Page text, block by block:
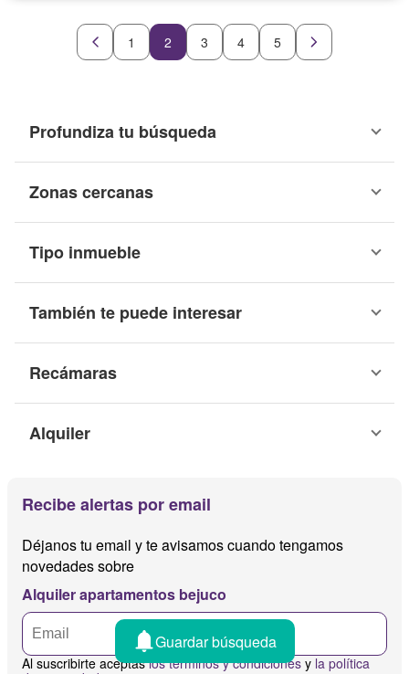
1 2 3 4 5
Profundiza tu búsqueda
Zonas cercanas
Tipo inmueble
También te puede interesar
Recámaras
Alquiler
Recibe alertas por email
Déjanos tu email y te avisamos cuando tengamos
novedades sobre
Alquiler apartamentos bejuco
Al suscribirte aceptaslos términos y condiciones y la política
Guardar búsqueda